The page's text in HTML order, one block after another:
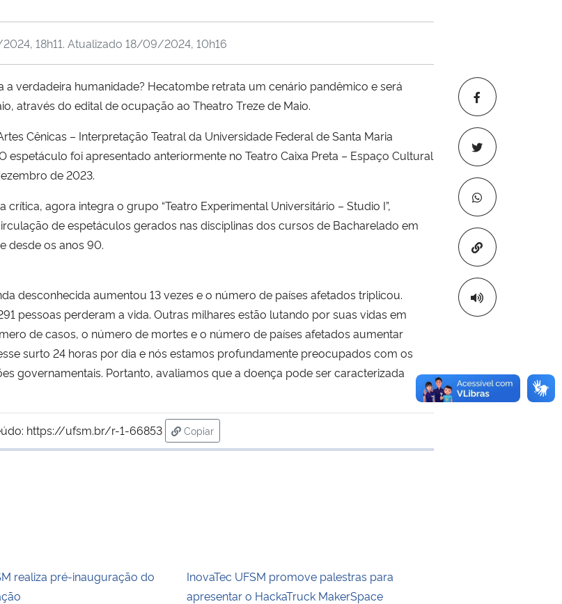
Copiar para
18h11. Atualizado 18/09/2024, 10h16
verdadeira humanidade? Hecatombe retrata um cenário pandêmico e será
através do edital de ocupação ao Theatro Treze de Maio.
Cênicas – Interpretação Teatral da Universidade Federal de Santa Maria
espetáculo foi apresentado anteriormente no Teatro Caixa Preta – Espaço Cultural
de 2023.
agora integra o grupo “Teatro Experimental Universitário – Studio I”,
de espetáculos gerados nas disciplinas dos cursos de Bacharelado em
desde os anos 90.
desconhecida aumentou 13 vezes e o número de países afetados triplicou.
pessoas perderam a vida. Outras milhares estão lutando por suas vidas em
de casos, o número de mortes e o número de países afetados aumentar
surto 24 horas por dia e nós estamos profundamente preocupados com os
governamentais. Portanto, avaliamos que a doença pode ser caracterizada
https://ufsm.br/r-1-66853
Copiar
para área de transferência
realiza pré-inauguração do
InovaTec UFSM promove palestras para
apresentar o HackaTruck MakerSpace